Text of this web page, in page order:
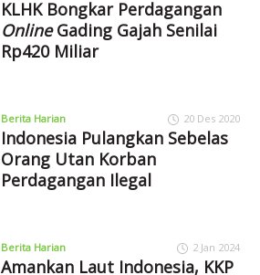
KLHK Bongkar Perdagangan
OnlineGading Gajah Senilai
Rp420 Miliar
Berita Harian 20 Des 2020
Indonesia Pulangkan Sebelas
Orang Utan Korban
Perdagangan Ilegal
Berita Harian 2 Jan 2024
Amankan Laut Indonesia, KKP